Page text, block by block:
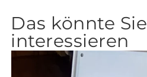
Das könnte Sie
interessieren